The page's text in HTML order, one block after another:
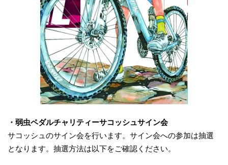
・弱虫ペダルチャリティーサコッシュサイン会
サコッシュのサイン会を行います。サイン会への参加は抽選
となります。抽選方法は以下をご確認ください。